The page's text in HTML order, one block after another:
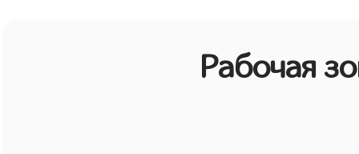
Рабочая